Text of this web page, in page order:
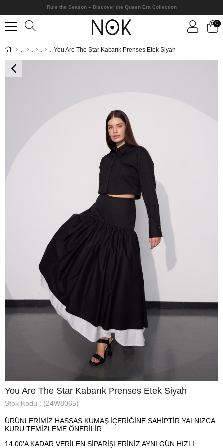
Rule the Season – Discover the Queen Era Collection
0
You Are The Star Kabarık Prenses Etek Siyah
You Are The Star Kabarık Prenses Etek Siyah
Stok Kodu (24W8065)
ÜRÜNLERİMİZ HASSAS KUMAŞ İÇERİĞİNE SAHİPTİR YALNIZCA
KURU TEMİZLEME ÖNERİLİR.
14:00'A KADAR VERİLEN SİPARİŞLERİNİZ AYNI GÜN HIZLI